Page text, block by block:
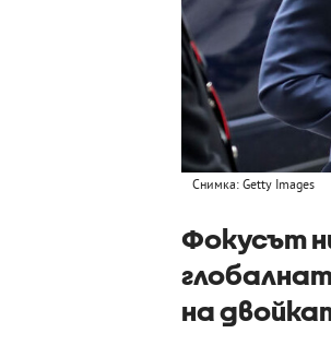
Снимка: Getty Images
Фокусът
на